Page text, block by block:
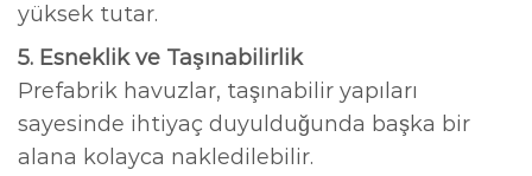
yüksek tutar.
5. Esneklik ve Taşınabilirlik
Prefabrik havuzlar, taşınabilir yapıları
sayesinde ihtiyaç duyulduğunda başka bir
alana kolayca nakledilebilir.